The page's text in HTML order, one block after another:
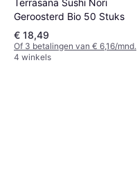
Terrasana Sushi Nori
Geroosterd Bio 50 Stuks
€ 18,49
Of 3 betalingen van € 6,16/mnd.
4 winkels